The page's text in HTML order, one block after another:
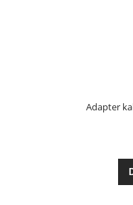
Adapter